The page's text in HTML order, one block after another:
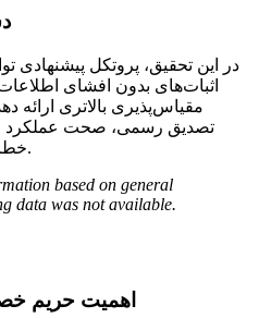
در این تحقیق، پروتکل پیشنهادی
اثبات‌های بدون افشای
تصدیق رسمی، صحت عملکرد
خطاهای منطقی را به حداقل رساند.
based on general
data was not available.
2.1 اهمیت